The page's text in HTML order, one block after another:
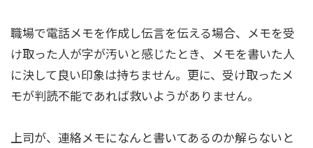
職場で電話メモを作成し伝言を伝える場合、メモを受
け取った人が字が汚いと感じたとき、メモを書いた人
に決して良い印象は持ちません。更に、受け取ったメ
モが判読不能であれば救いようがありません。
上司が、連絡メモになんと書いてあるのか解らないと